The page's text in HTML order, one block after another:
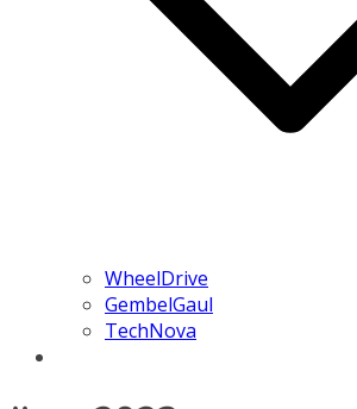
WheelDrive
GembelGaul
TechNova